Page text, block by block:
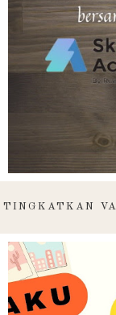
TINGKATKAN